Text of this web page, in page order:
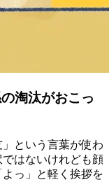
淘汰がおこっ
という言葉が使わ
はないけれども顔
っ」と軽く挨拶を